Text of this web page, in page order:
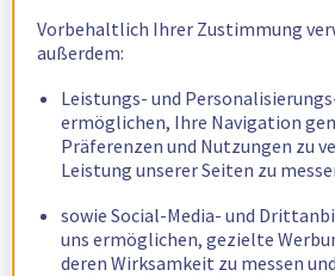
Vorbehaltlich Ihrer Zustimmung
außerdem:
Leistungs- und
ermöglichen, Ihre Navigation
Präferenzen und Nutzungen zu
Leistung unserer Seiten zu
sowie Social-Media- und
uns ermöglichen, gezielte
deren Wirksamkeit zu messen